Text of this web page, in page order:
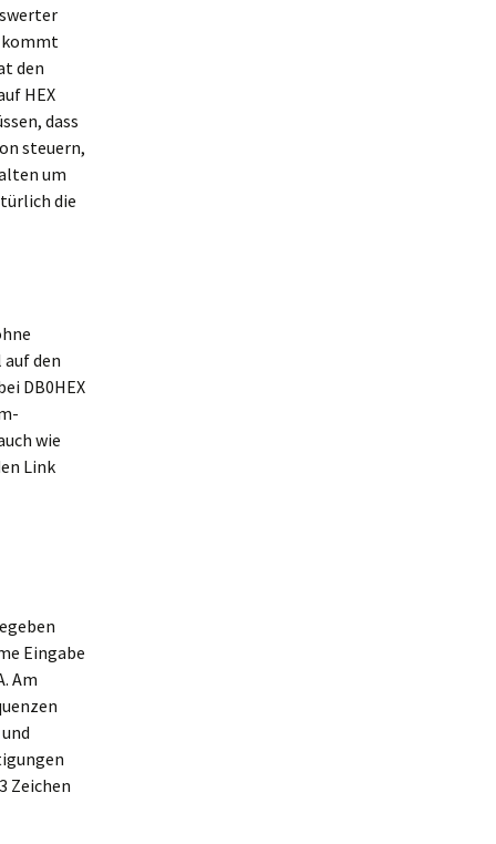
kommt
den
HEX
dass
steuern,
um
die
auf den
DB0HEX
wie
Link
Eingabe
Am
Zeichen